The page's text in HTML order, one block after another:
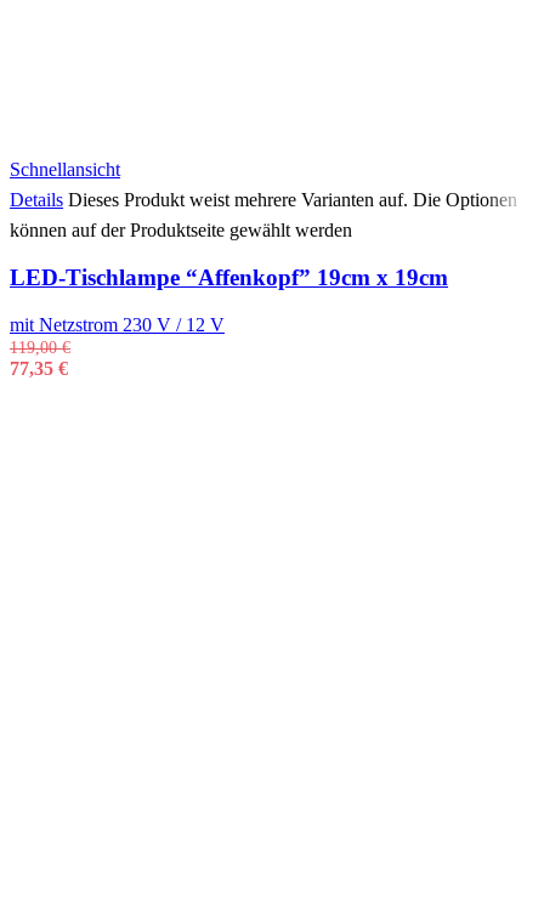
Schnellansicht
Details Dieses Produkt weist mehrere Varianten auf. Die Optionen
können auf der Produktseite gewählt werden
LED-Tischlampe “Affenkopf” 19cm x 19cm
mit Netzstrom 230 V / 12 V
119,00€
77,35 €